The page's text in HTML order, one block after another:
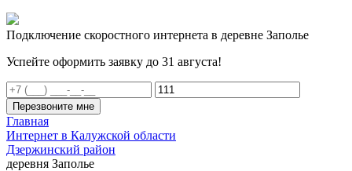
Подключение скоростного интернета в деревне Заполье
Успейте оформить заявку до 31 августа!
Перезвоните мне
Главная
Интернет в Калужской области
Дзержинский район
деревня Заполье